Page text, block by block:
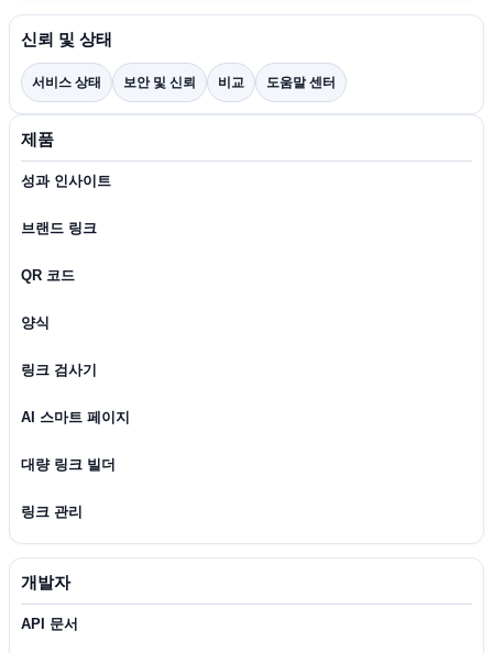
신뢰 및 상태
서비스 상태 보안 및 신뢰 비교 도움말 센터
제품
성과 인사이트
브랜드 링크
QR 코드
양식
링크 검사기
AI 스마트 페이지
대량 링크 빌더
링크 관리
개발자
API 문서